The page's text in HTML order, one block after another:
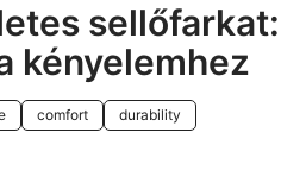
kényelemhez
comfort durability